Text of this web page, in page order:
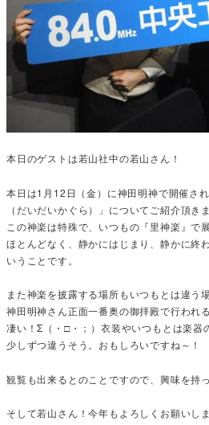
本日のゲストは若山社中の若山さん！
本日は1月12日（金）に神田明神で開催さ
（だいだいかぐら）」についてご紹介頂き
この神楽は特殊で、いつもの『里神楽』で
ほとんどなく、静かにはじまり、静かに終
いうことです。
また神楽を披露する場所もいつもとは違う
神田明神さん正面一番奥の御拝殿で行われ
凄い！Σ（・□・；）衣装やいつもとは楽器
少しずつ違うそう。おもしろいですね～！
観覧も出来るとのことですので、興味を持
そして若山さん！今年もよろしくお願いし